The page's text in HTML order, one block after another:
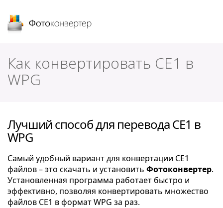
Как конвертировать CE1 в
WPG
Лучший способ для перевода CE1 в
WPG
Самый удобный вариант для конвертации CE1
файлов – это скачать и установить Фотоконвертер.
Установленная программа работает быстро и
эффективно, позволяя конвертировать множество
файлов CE1 в формат WPG за раз.